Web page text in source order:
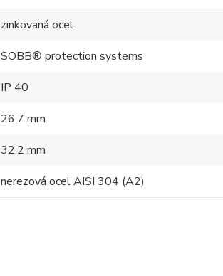
zinkovaná ocel
SOBB® protection systems
IP 40
26,7 mm
32,2 mm
nerezová ocel AISI 304 (A2)